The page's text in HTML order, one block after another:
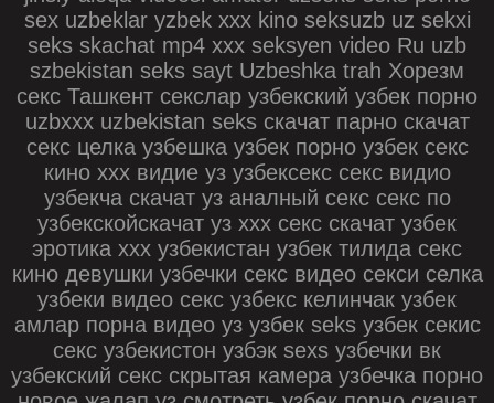
sex uzbeklar yzbek xxx kino seksuzb uz sekxi
seks skachat mp4 xxx seksyen video Ru uzb
szbekistan seks sayt Uzbeshka trah Хорезм
секс Ташкент секслар узбекский узбек порно
uzbxxx uzbekistan seks скачат парно скачат
секс целка узбешка узбек порно узбек секс
кино ххх видие уз узбексекс секс видио
узбекча скачат уз аналный секс секс по
узбекскойскачат уз ххх секс скачат узбек
эротика xxx узбекистан узбек тилида секс
кино девушки узбечки секс видео секси селка
узбеки видео секс узбекс келинчак узбек
амлар порна видео уз узбек seks узбек секис
секс узбекистон узбэк sexs узбечки вк
узбекский секс скрытая камера узбечка порно